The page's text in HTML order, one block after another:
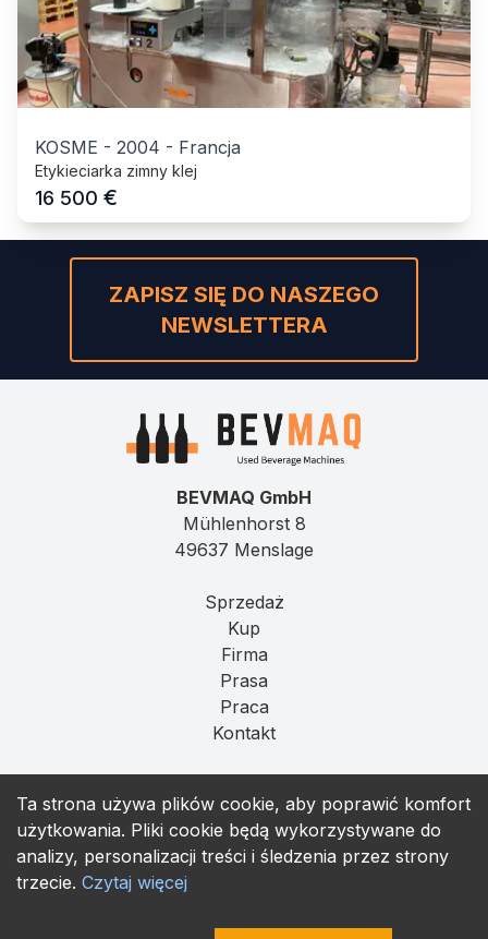
KOSME - 2004 - Francja
Etykieciarka zimny klej
16 500 €
Ta strona używa plików cookie, aby poprawić komfort
użytkowania. Pliki cookie będą wykorzystywane do
analizy, personalizacji treści i śledzenia przez strony
trzecie. Czytaj więcej
ZAPISZ SIĘ DO NASZEGO
NEWSLETTERA
BEVMAQ GmbH
Mühlenhorst 8
49637 Menslage
Sprzedaż
Kup
Firma
Prasa
Praca
Kontakt
Prywatność
T&C
contact@bevmaq.com